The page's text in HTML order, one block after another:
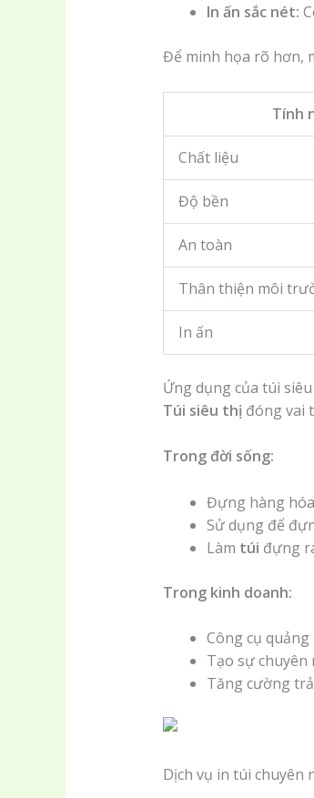
In ấn sắc nét:
Để minh họa rõ hơn,
Tính
Chất liệu
Độ bền
An toàn
Thân thiện môi
In ấn
Ứng dụng của túi
Túi siêu thị đóng vai
Trong đời sống:
Đựng hàng
Sử dụng để
Làm túi đựng
Trong kinh doanh:
Công cụ
Tạo sự chuyên
Tăng cường
Dịch vụ in túi chuyên